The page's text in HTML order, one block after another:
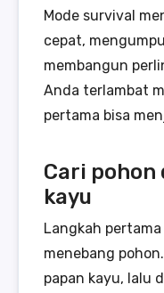
Mode survival
cepat,
membangun
Anda terlambat
pertama bisa
Cari pohon
kayu
Langkah
menebang
papan kayu, lalu